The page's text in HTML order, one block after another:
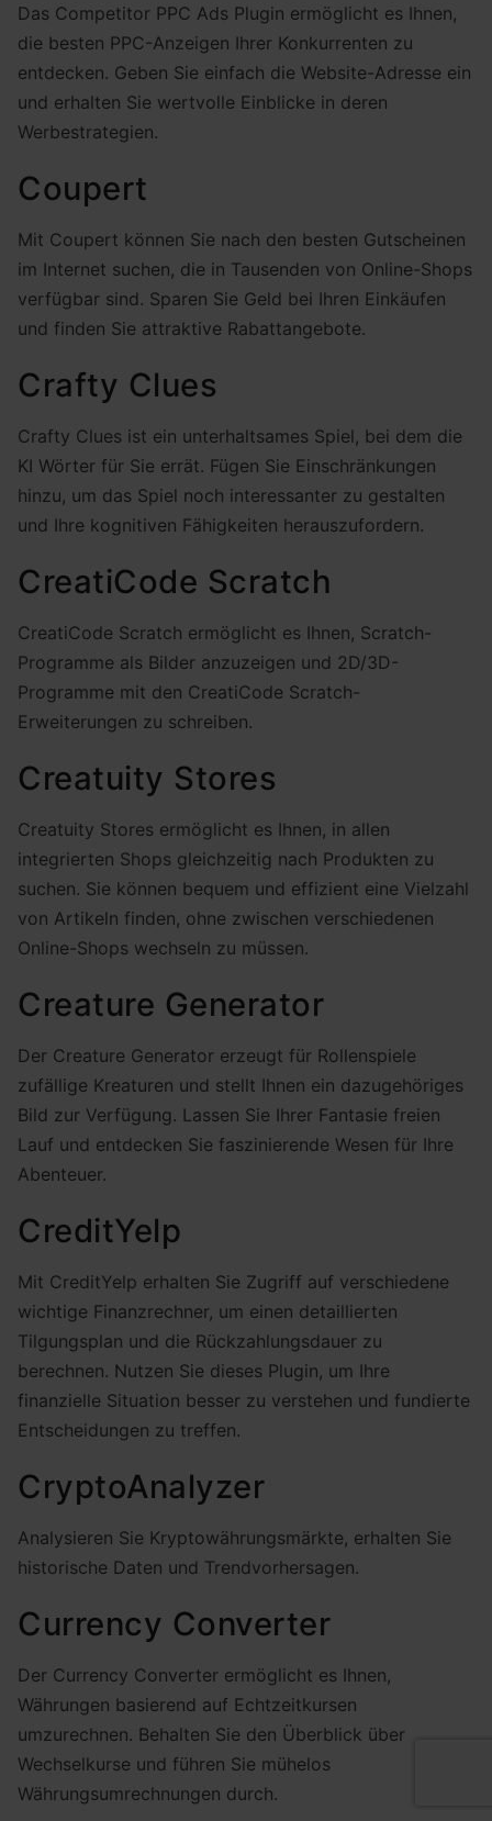
Das Competitor PPC Ads Plugin ermöglicht es Ihnen,
die besten PPC-Anzeigen Ihrer Konkurrenten zu
entdecken. Geben Sie einfach die Website-Adresse ein
und erhalten Sie wertvolle Einblicke in deren
Werbestrategien.
Coupert
Mit Coupert können Sie nach den besten Gutscheinen
im Internet suchen, die in Tausenden von Online-Shops
verfügbar sind. Sparen Sie Geld bei Ihren Einkäufen
und finden Sie attraktive Rabattangebote.
Crafty Clues
Crafty Clues ist ein unterhaltsames Spiel, bei dem die
KI Wörter für Sie errät. Fügen Sie Einschränkungen
hinzu, um das Spiel noch interessanter zu gestalten
und Ihre kognitiven Fähigkeiten herauszufordern.
CreatiCode Scratch
CreatiCode Scratch ermöglicht es Ihnen, Scratch-
Programme als Bilder anzuzeigen und 2D/3D-
Programme mit den CreatiCode Scratch-
Erweiterungen zu schreiben.
Creatuity Stores
Creatuity Stores ermöglicht es Ihnen, in allen
integrierten Shops gleichzeitig nach Produkten zu
suchen. Sie können bequem und effizient eine Vielzahl
von Artikeln finden, ohne zwischen verschiedenen
Online-Shops wechseln zu müssen.
Creature Generator
Der Creature Generator erzeugt für Rollenspiele
zufällige Kreaturen und stellt Ihnen ein dazugehöriges
Bild zur Verfügung. Lassen Sie Ihrer Fantasie freien
Lauf und entdecken Sie faszinierende Wesen für Ihre
Abenteuer.
CreditYelp
Mit CreditYelp erhalten Sie Zugriff auf verschiedene
wichtige Finanzrechner, um einen detaillierten
Tilgungsplan und die Rückzahlungsdauer zu
berechnen. Nutzen Sie dieses Plugin, um Ihre
finanzielle Situation besser zu verstehen und fundierte
Entscheidungen zu treffen.
CryptoAnalyzer
Analysieren Sie Kryptowährungsmärkte, erhalten Sie
historische Daten und Trendvorhersagen.
Currency Converter
Der Currency Converter ermöglicht es Ihnen,
Währungen basierend auf Echtzeitkursen
umzurechnen. Behalten Sie den Überblick über
Wechselkurse und führen Sie mühelos
Währungsumrechnungen durch.